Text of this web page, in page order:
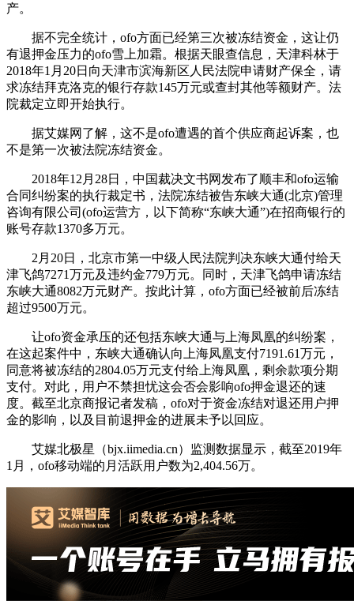
产。
据不完全统计，ofo方面已经第三次被冻结资金，这让仍
有退押金压力的ofo雪上加霜。根据天眼查信息，天津科林于
2018年1月20日向天津市滨海新区人民法院申请财产保全，请
求冻结拜克洛克的银行存款145万元或查封其他等额财产。法
院裁定立即开始执行。
据艾媒网了解，这不是ofo遭遇的首个供应商起诉案，也
不是第一次被法院冻结资金。
2018年12月28日，中国裁决文书网发布了顺丰和ofo运输
合同纠纷案的执行裁定书，法院冻结被告东峡大通(北京)管理
咨询有限公司(ofo运营方，以下简称“东峡大通”)在招商银行的
账号存款1370多万元。
2月20日，北京市第一中级人民法院判决东峡大通付给天
津飞鸽7271万元及违约金779万元。同时，天津飞鸽申请冻结
东峡大通8082万元财产。按此计算，ofo方面已经被前后冻结
超过9500万元。
让ofo资金承压的还包括东峡大通与上海凤凰的纠纷案，
在这起案件中，东峡大通确认向上海凤凰支付7191.61万元，
同意将被冻结的2804.05万元支付给上海凤凰，剩余款项分期
支付。对此，用户不禁担忧这会否会影响ofo押金退还的速
度。截至北京商报记者发稿，ofo对于资金冻结对退还用户押
金的影响，以及目前退押金的进展未予以回应。
艾媒北极星（bjx.iimedia.cn）监测数据显示，截至2019年
1月，ofo移动端的月活跃用户数为2,404.56万。